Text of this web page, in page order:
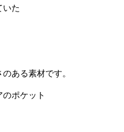
いた
ある素材です。
ポケット